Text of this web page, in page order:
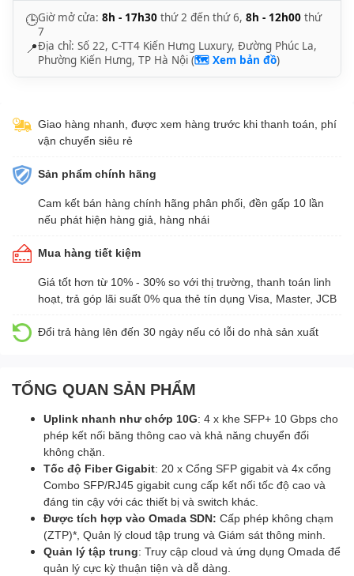
🕒Giờ mở cửa: 8h - 17h30 thứ 2 đến thứ 6, 8h - 12h00 thứ
7
📍Địa chỉ: Số 22, C-TT4 Kiến Hưng Luxury, Đường Phúc La,
Phường Kiến Hưng, TP Hà Nội (🗺️ Xem bản đồ)
Giao hàng nhanh, được xem hàng trước khi thanh toán, phí
vận chuyển siêu rẻ
Sản phẩm chính hãng
Cam kết bán hàng chính hãng phân phối, đền gấp 10 lần
nếu phát hiện hàng giả, hàng nhái
Mua hàng tiết kiệm
Giá tốt hơn từ 10% - 30% so với thị trường, thanh toán linh
hoạt, trả góp lãi suất 0% qua thẻ tín dụng Visa, Master, JCB
Đổi trả hàng lên đến 30 ngày nếu có lỗi do nhà sản xuất
TỔNG QUAN SẢN PHẨM
Uplink nhanh như chớp 10G: 4 x khe SFP+ 10 Gbps cho
phép kết nối băng thông cao và khả năng chuyển đổi
không chặn.
Tốc độ Fiber Gigabit: 20 x Cổng SFP gigabit và 4x cổng
Combo SFP/RJ45 gigabit cung cấp kết nối tốc độ cao và
đáng tin cậy với các thiết bị và switch khác.
Được tích hợp vào Omada SDN: Cấp phép không chạm
(ZTP)*, Quản lý cloud tập trung và Giám sát thông minh.
Quản lý tập trung: Truy cập cloud và ứng dụng Omada để
quản lý cực kỳ thuận tiện và dễ dàng.